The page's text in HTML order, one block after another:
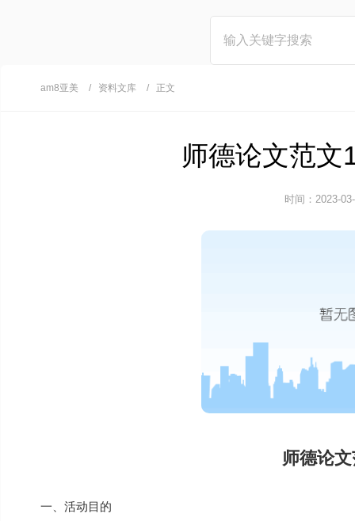
am8亚美 资料文库 正文
师德论文范文
时间：2023-
师德论
一、活动目的